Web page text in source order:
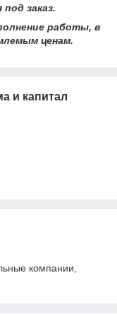
заказ.
работы, в
ценам.
и капитал
компании,